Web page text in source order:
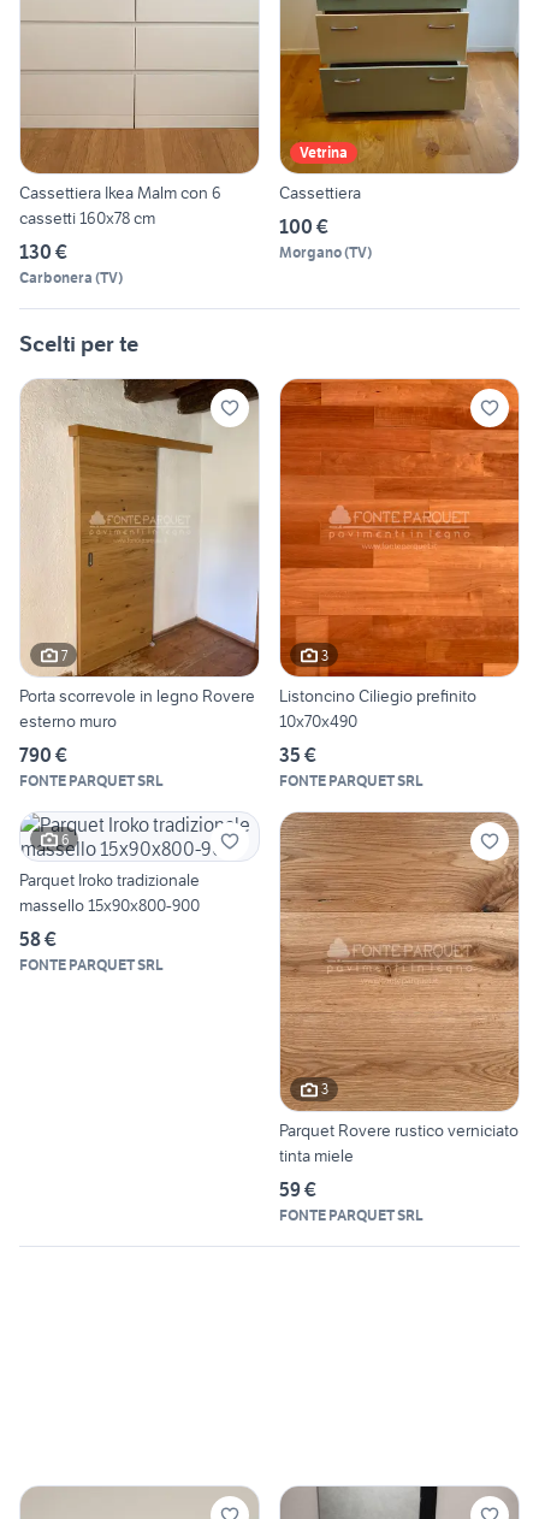
Cassettiera Ikea Malm con 6
cassetti 160x78 cm
130 €
Carbonera (TV)
Vetrina
Cassettiera
100 €
Morgano(TV)
Scelti per te
7
Porta scorrevole in legno Rovere
esterno muro
790 €
FONTE PARQUET SRL
3
Listoncino Ciliegio prefinito
10x70x490
35 €
FONTE PARQUET SRL
6
Parquet Iroko tradizionale
massello 15x90x800-900
58 €
FONTE PARQUET SRL
3
Parquet Rovere rustico verniciato
tinta miele
59 €
FONTE PARQUET SRL